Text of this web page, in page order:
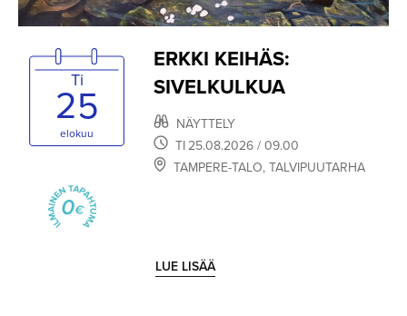
Ti
25
elokuu
ERKKI KEIHÄS:
SIVELKULKUA
NÄYTTELY
TI25.08.2026/ 09.00
TAMPERE-TALO,TALVIPUUTARHA
LUE LISÄÄ